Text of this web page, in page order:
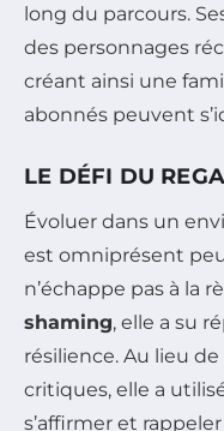
long du parcours.
des personnages
créant ainsi une
abonnés peuvent
LE DÉFI DU
Évoluer dans un
est omniprésent
n’échappe pas à la
shaming, elle a su
résilience. Au lieu
critiques, elle a
s’affirmer et